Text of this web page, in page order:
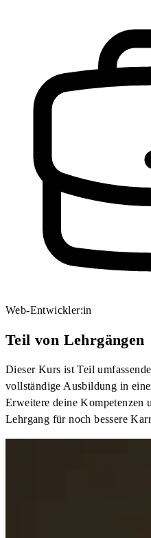
Web-Entwickler:in
Teil von Lehrgängen
Dieser Kurs ist Teil
vollständige Ausbildung in
Erweitere deine Kompetenzen
Lehrgang für noch bessere